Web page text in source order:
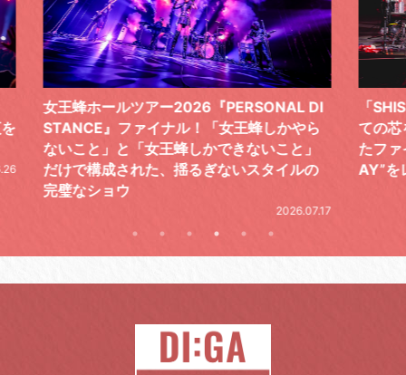
「SHISHAMOでした!!!」ロックバンドとし
ての芯を貫き通し、笑顔と感謝で泳ぎ切っ
たファイナルライブ、DAY2“GOODBYE D
AY”をレポート
気
レ